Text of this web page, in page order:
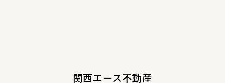
関西エース不動産